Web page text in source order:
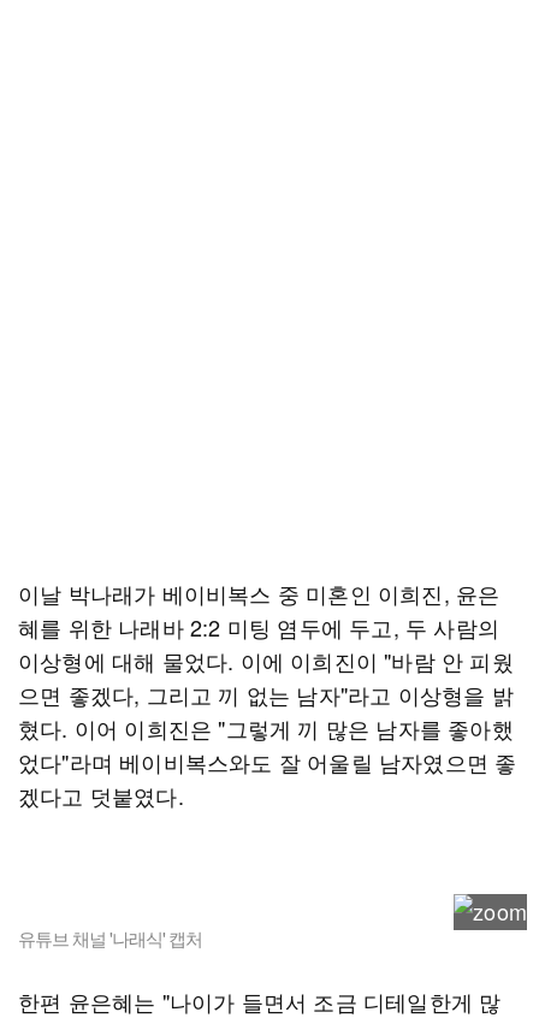
이날 박나래가 베이비복스 중 미혼인 이희진, 윤은
혜를 위한 나래바 2:2 미팅 염두에 두고, 두 사람의
이상형에 대해 물었다. 이에 이희진이 "바람 안 피웠
으면 좋겠다, 그리고 끼 없는 남자"라고 이상형을 밝
혔다. 이어 이희진은 "그렇게 끼 많은 남자를 좋아했
었다"라며 베이비복스와도 잘 어울릴 남자였으면 좋
겠다고 덧붙였다.
유튜브 채널 '나래식' 캡처
한편 윤은혜는 "나이가 들면서 조금 디테일한게 많